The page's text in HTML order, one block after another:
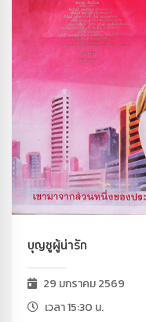
บุญชูผู้น่ารัก
29 มกราคม 2569
เวลา 15:30 น.